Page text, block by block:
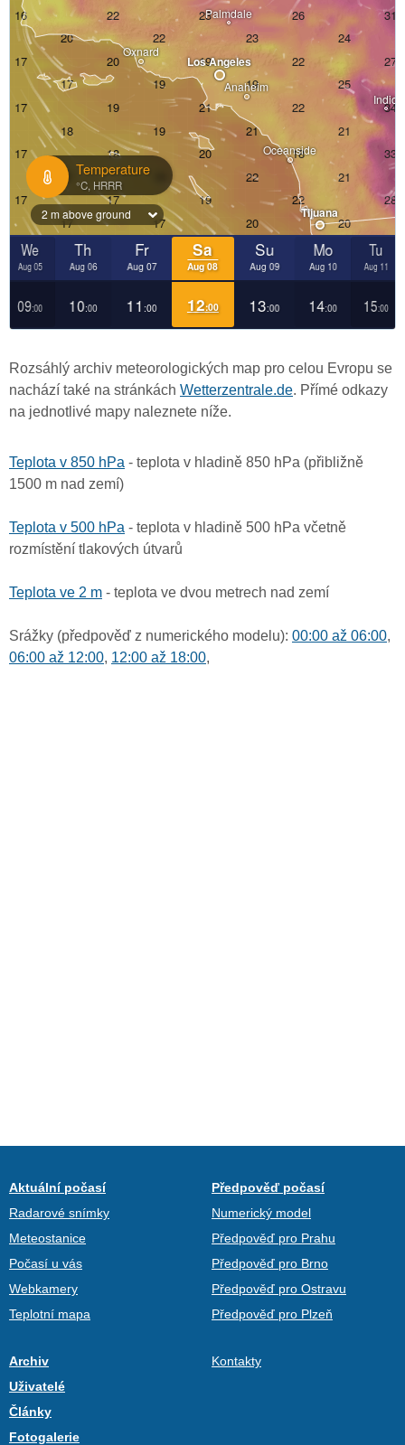
Rozsáhlý archiv meteorologických map pro celou Evropu se
nachází také na stránkách Wetterzentrale.de. Přímé odkazy
na jednotlivé mapy naleznete níže.
Teplota v 850 hPa - teplota v hladině 850 hPa (přibližně
1500 m nad zemí)
Teplota v 500 hPa - teplota v hladině 500 hPa včetně
rozmístění tlakových útvarů
Teplota ve 2 m - teplota ve dvou metrech nad zemí
Srážky (předpověď z numerického modelu): 00:00 až 06:00,
06:00 až 12:00, 12:00 až 18:00,
Aktuální počasí
Radarové snímky
Meteostanice
Počasí u vás
Webkamery
Teplotní mapa
Předpověď počasí
Numerický model
Předpověď pro Prahu
Předpověď pro Brno
Předpověď pro Ostravu
Předpověď pro Plzeň
Archiv
Uživatelé
Články
Fotogalerie
Kontakty